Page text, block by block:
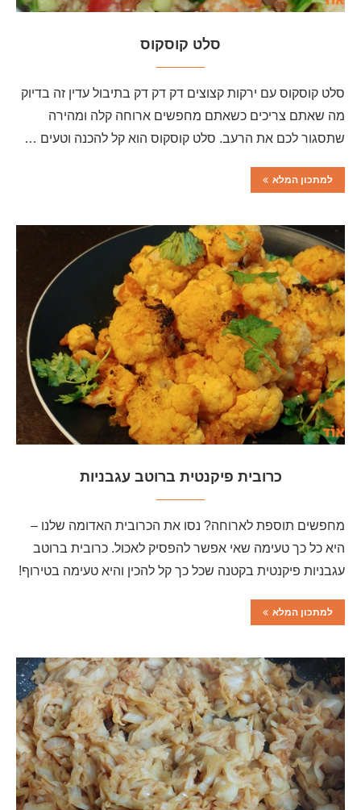
סלט קוסקוס
סלט קוסקוס עם ירקות קצוצים דק דק דק בתיבול עדין זה בדיוק
מה שאתם צריכים כשאתם מחפשים ארוחה קלה ומהירה
שתסגור לכם את הרעב. סלט קוסקוס הוא קל להכנה וטעים …
למתכון המלא
כרובית פיקנטית ברוטב עגבניות
מחפשים תוספת לארוחה? נסו את הכרובית האדומה שלנו –
היא כל כך טעימה שאי אפשר להפסיק לאכול. כרובית ברוטב
עגבניות פיקנטית בקטנה שכל כך קל להכין והיא טעימה בטירוף!
למתכון המלא